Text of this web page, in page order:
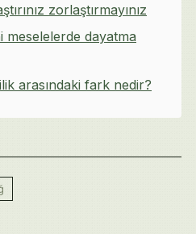
zorlaştırmayınız
meselelerde dayatma
arasındaki fark nedir?